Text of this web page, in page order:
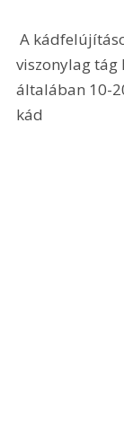
A kádfelújításoknak természetesen ára van, ami
viszonylag tág
általában 10-
kád